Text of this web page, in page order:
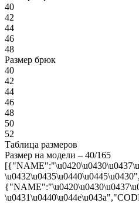
40
42
44
46
48
Размер брюк
40
42
44
46
48
50
52
Таблица размеров
Размер на модели – 40/165